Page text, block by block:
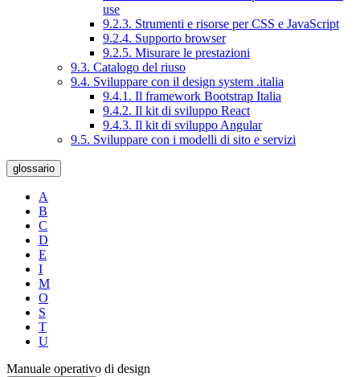
use
9.2.3. Strumenti e risorse per CSS e JavaScript
9.2.4. Supporto browser
9.2.5. Misurare le prestazioni
9.3. Catalogo del riuso
9.4. Sviluppare con il design system .italia
9.4.1. Il framework Bootstrap Italia
9.4.2. Il kit di sviluppo React
9.4.3. Il kit di sviluppo Angular
9.5. Sviluppare con i modelli di sito e servizi
glossario
A
B
C
D
E
I
M
O
S
T
U
Manuale operativo di design